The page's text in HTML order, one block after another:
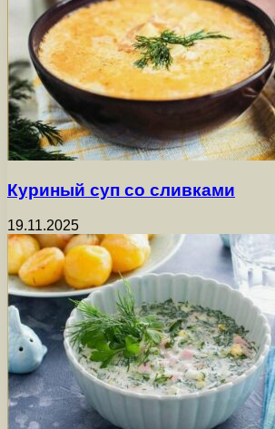
Куриный суп со сливками
19.11.2025